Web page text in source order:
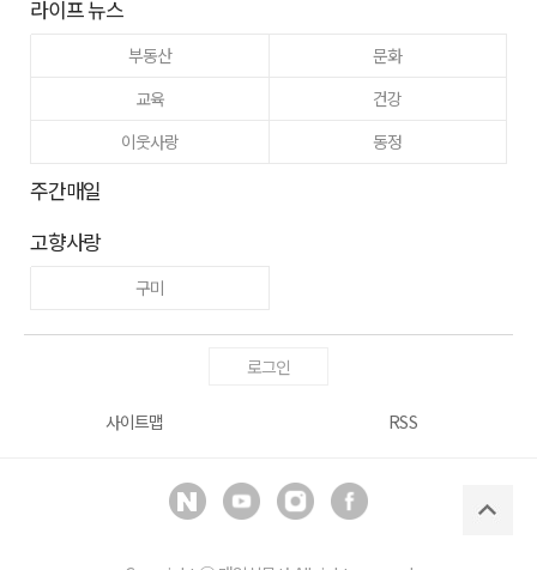
라이프 뉴스
부동산
문화
교육
건강
이웃사랑
동정
주간매일
고향사랑
구미
로그인
사이트맵 RSS